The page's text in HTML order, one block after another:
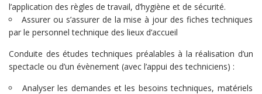
l’application des règles de travail, d’hygiène et de sécurité.
Assurer ou s’assurer de la mise à jour des fiches techniques
par le personnel technique des lieux d’accueil
Conduite des études techniques préalables à la réalisation d’un
spectacle ou d’un évènement (avec l’appui des techniciens) :
Analyser les demandes et les besoins techniques, matériels